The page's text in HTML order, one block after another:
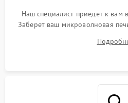
Наш специалист приедет к вам
Заберет ваш микроволновая